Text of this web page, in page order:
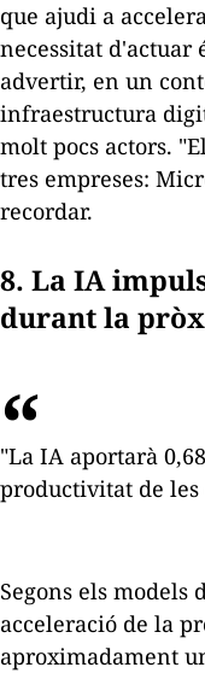
que ajudi a
necessitat d'actuar
advertir, en un
infraestructura
molt pocs actors.
tres empreses:
recordar.
8. La IA
durant la
"La IA aportarà
productivitat de les
Segons els
acceleració de la
aproximadament